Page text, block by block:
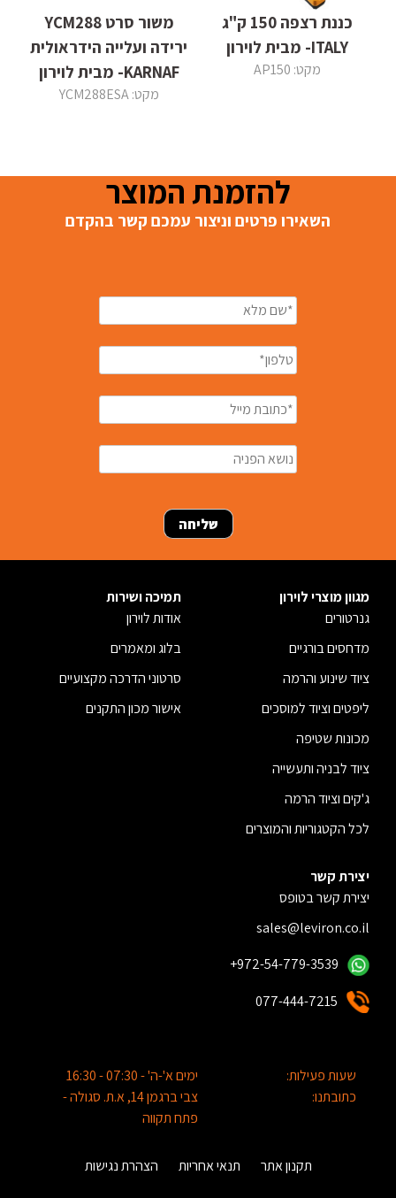
כננת רצפה 150 ק"ג
ITALY- מבית לוירון
מקט: AP150
משור סרט YCM288
ירידה ועלייה הידראולית
KARNAF- מבית לוירון
מקט: YCM288ESA
להזמנת המוצר
השאירו פרטים וניצור עמכם קשר בהקדם
מגוון מוצרי לוירון
גנרטורים
מדחסים בורגיים
ציוד שינוע והרמה
ליפטים וציוד למוסכים
מכונות שטיפה
ציוד לבניה ותעשייה
ג'קים וציוד הרמה
לכל הקטגוריות והמוצרים
תמיכה ושירות
אודות לוירון
בלוג ומאמרים
סרטוני הדרכה מקצועיים
אישור מכון התקנים
יצירת קשר
יצירת קשר בטופס
sales@leviron.co.il
+972-54-779-3539
077-444-7215
שעות פעילות:
ימים א'-ה' - 07:30 - 16:30
כתובתנו:
צבי ברגמן 14, א.ת. סגולה -
פתח תקווה
תקנון אתר תנאי אחריות הצהרת נגישות